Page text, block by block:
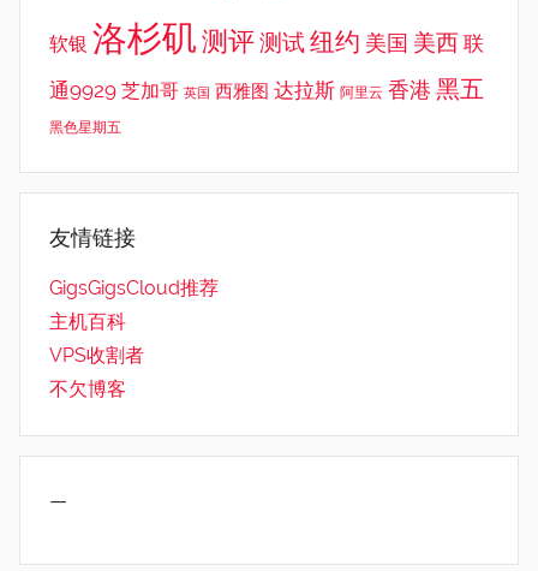
软银 洛杉矶 测评测试纽约 美国 美西 联
通9929 芝加哥 英国 西雅图 达拉斯 阿里云 香港 黑五
黑色星期五
友情链接
GigsGigsCloud推荐
主机百科
VPS收割者
不欠博客
—